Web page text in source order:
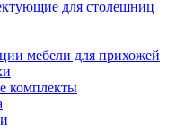
для столешниц
мебели для прихожей
комплекты